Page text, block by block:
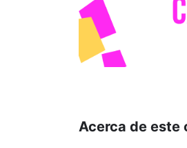
Acerca de este